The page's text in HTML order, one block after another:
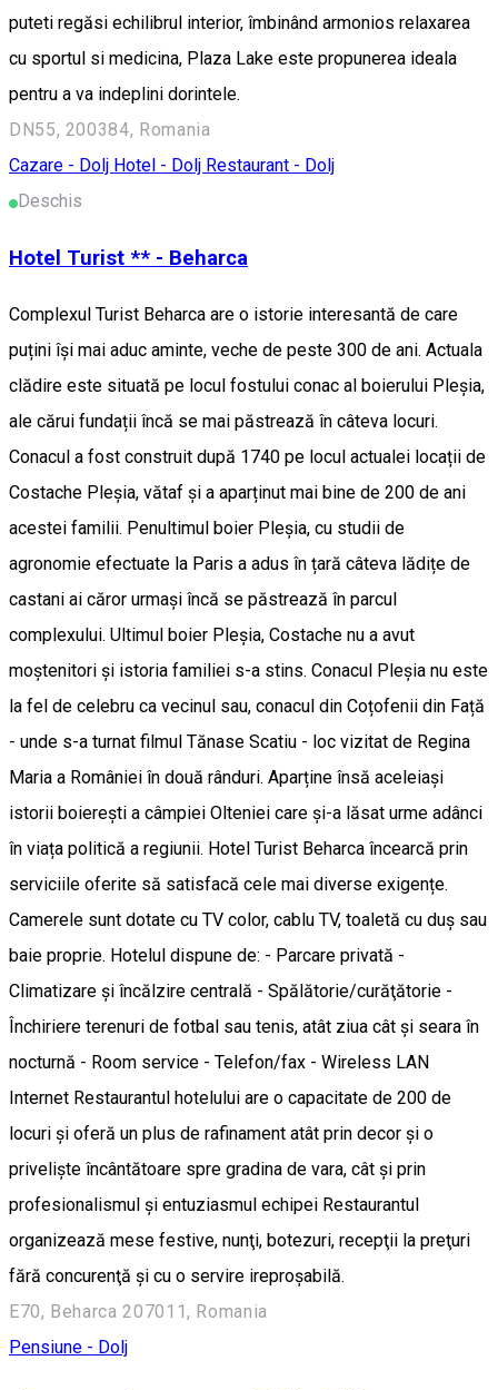
puteti regăsi echilibrul interior, îmbinând armonios relaxarea
cu sportul si medicina, Plaza Lake este propunerea ideala
pentru a va indeplini dorintele.
DN55, 200384, Romania
Cazare - Dolj Hotel - Dolj Restaurant - Dolj
Deschis
Hotel Turist ** - Beharca
Complexul Turist Beharca are o istorie interesantă de care
puțini își mai aduc aminte, veche de peste 300 de ani. Actuala
clădire este situată pe locul fostului conac al boierului Pleșia,
ale cărui fundații încă se mai păstrează în câteva locuri.
Conacul a fost construit după 1740 pe locul actualei locații de
Costache Pleșia, vătaf și a aparținut mai bine de 200 de ani
acestei familii. Penultimul boier Pleșia, cu studii de
agronomie efectuate la Paris a adus în țară câteva lădițe de
castani ai căror urmași încă se păstrează în parcul
complexului. Ultimul boier Pleșia, Costache nu a avut
moștenitori și istoria familiei s-a stins. Conacul Pleșia nu este
la fel de celebru ca vecinul sau, conacul din Coțofenii din Față
- unde s-a turnat filmul Tănase Scatiu - loc vizitat de Regina
Maria a României în două rânduri. Aparține însă aceleiași
istorii boierești a câmpiei Olteniei care și-a lăsat urme adânci
în viața politică a regiunii. Hotel Turist Beharca încearcă prin
serviciile oferite să satisfacă cele mai diverse exigențe.
Camerele sunt dotate cu TV color, cablu TV, toaletă cu duş sau
baie proprie. Hotelul dispune de: - Parcare privată -
Climatizare şi încălzire centrală - Spălătorie/curăţătorie -
Închiriere terenuri de fotbal sau tenis, atât ziua cât şi seara în
nocturnă - Room service - Telefon/fax - Wireless LAN
Internet Restaurantul hotelului are o capacitate de 200 de
locuri și oferă un plus de rafinament atât prin decor și o
priveliște încântătoare spre gradina de vara, cât și prin
profesionalismul și entuziasmul echipei Restaurantul
organizează mese festive, nunţi, botezuri, recepţii la preţuri
fără concurenţă şi cu o servire ireproşabilă.
E70, Beharca 207011, Romania
Pensiune - Dolj